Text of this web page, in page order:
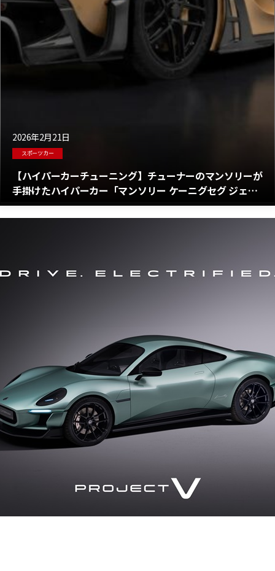
2026年2月21日
スポーツカー
【ハイパーカーチューニング】チューナーのマンソリーが
手掛けたハイパーカー「マンソリー ケーニグセグ ジェス
コ」が過激すぎる！